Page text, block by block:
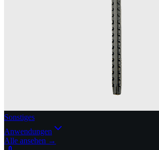
Sonstiges
Anwendungen
Alle ansehen →